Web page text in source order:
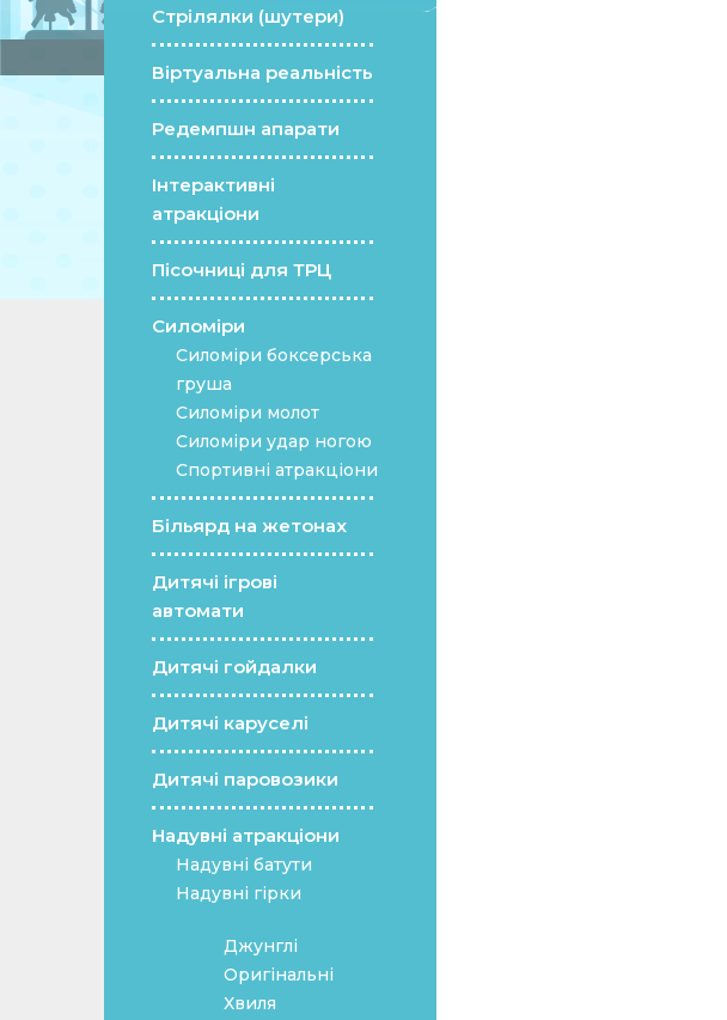
Стрілялки (шутери)
Віртуальна реальність
Редемпшн апарати
Інтерактивні
атракціони
Пісочниці для ТРЦ
Силоміри
Силоміри боксерська
груша
Силоміри молот
Силоміри удар ногою
Спортивні атракціони
Більярд на жетонах
Дитячі ігрові
автомати
Дитячі гойдалки
Дитячі каруселі
Дитячі паровозики
Надувні атракціони
Надувні батути
Надувні гірки
Джунглі
Оригінальні
Хвиля